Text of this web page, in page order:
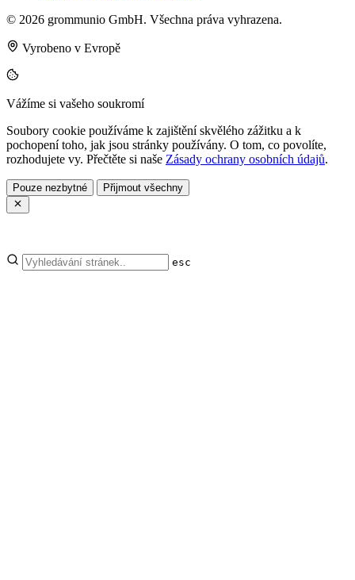
© 2026 grommunio GmbH. Všechna práva vyhrazena.
Vyrobeno v Evropě
Vážíme si vašeho soukromí
Soubory cookie používáme k zajištění skvělého zážitku a k
pochopení toho, jak jsou stránky používány. O tom, co povolíte,
rozhodujete vy. Přečtěte si naše Zásady ochrany osobních údajů.
Pouze nezbytné Přijmout všechny
esc